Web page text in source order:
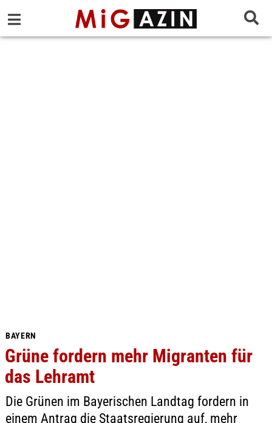
BAYERN
Grüne fordern mehr Migranten für
das Lehramt
Die Grünen im Bayerischen Landtag fordern in
einem Antrag die Staatsregierung auf, mehr